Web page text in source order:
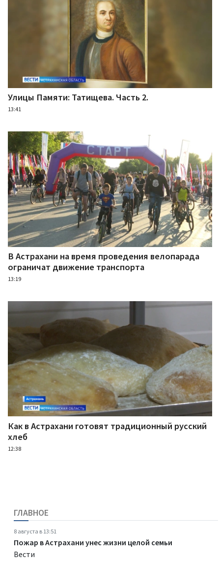
Улицы Памяти: Татищева. Часть 2.
13:41
В Астрахани на время проведения велопарада
ограничат движение транспорта
13:19
Как в Астрахани готовят традиционный русский
хлеб
12:38
ГЛАВНОЕ
8 августа в 13:51
Пожар в Астрахани унес жизни целой семьи
Вести